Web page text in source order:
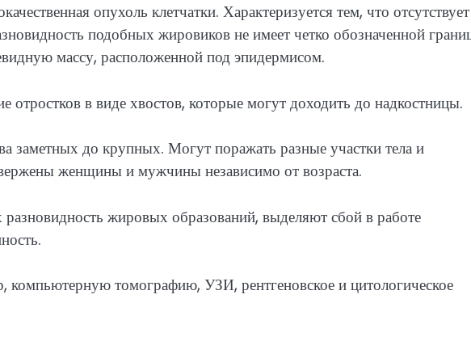
опухоль клетчатки. Характеризуется тем, что отсутствует
подобных жировиков не имеет четко обозначенной
массу, расположенной под эпидермисом.
в виде хвостов, которые могут доходить до надкостницы.
заметных до крупных. Могут поражать разные участки тела и
женщины и мужчины независимо от возраста.
жировых образований, выделяют сбой в работе
компьютерную томографию, УЗИ, рентгеновское и цитологическое